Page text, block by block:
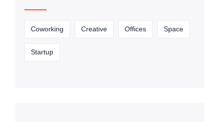
Coworking Creative Offices Space
Startup